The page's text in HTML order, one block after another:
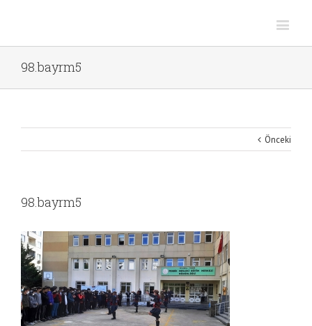
98.bayrm5
Önceki
98.bayrm5